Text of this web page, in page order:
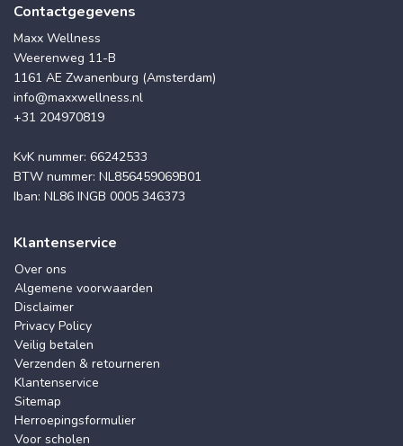
Contactgegevens
Maxx Wellness
Weerenweg 11-B
1161 AE Zwanenburg (Amsterdam)
info@maxxwellness.nl
+31 204970819
KvK nummer: 66242533
BTW nummer: NL856459069B01
Iban: NL86 INGB 0005 346373
Klantenservice
Over ons
Algemene voorwaarden
Disclaimer
Privacy Policy
Veilig betalen
Verzenden & retourneren
Klantenservice
Sitemap
Herroepingsformulier
Voor scholen